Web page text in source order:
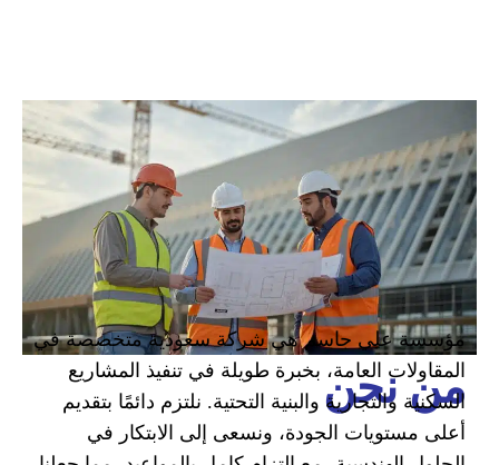
من نحن
مؤسسة علي جاسم هي شركة سعودية متخصصة في
المقاولات العامة، بخبرة طويلة في تنفيذ المشاريع
السكنية والتجارية والبنية التحتية. نلتزم دائمًا بتقديم
أعلى مستويات الجودة، ونسعى إلى الابتكار في